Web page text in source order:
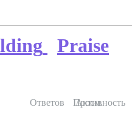
Praise
Ответов Просм.
Активность